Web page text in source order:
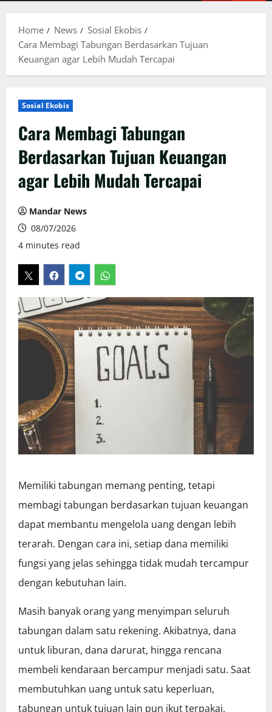
Home News
Sosial Ekobis
Cara Membagi Tabungan Berdasarkan Tujuan
Keuangan agar Lebih Mudah Tercapai
Sosial Ekobis
Cara Membagi Tabungan
Berdasarkan Tujuan Keuangan
agar Lebih Mudah Tercapai
Mandar News
08/07/2026
4 minutes read
Memiliki tabungan memang penting, tetapi
membagi tabungan berdasarkan tujuan keuangan
dapat membantu mengelola uang dengan lebih
terarah. Dengan cara ini, setiap dana memiliki
fungsi yang jelas sehingga tidak mudah tercampur
dengan kebutuhan lain.
Masih banyak orang yang menyimpan seluruh
tabungan dalam satu rekening. Akibatnya, dana
untuk liburan, dana darurat, hingga rencana
membeli kendaraan bercampur menjadi satu. Saat
membutuhkan uang untuk satu keperluan,
tabungan untuk tujuan lain pun ikut terpakai.